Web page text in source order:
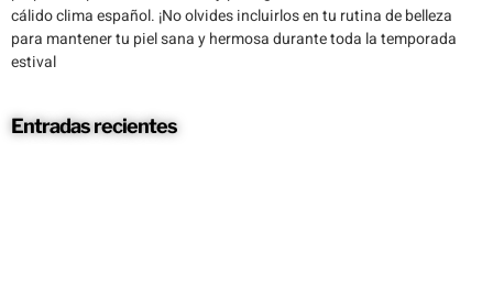
cálido clima español. ¡No olvides incluirlos en tu rutina de belleza
para mantener tu piel sana y hermosa durante toda la temporada
estival
Entradas recientes